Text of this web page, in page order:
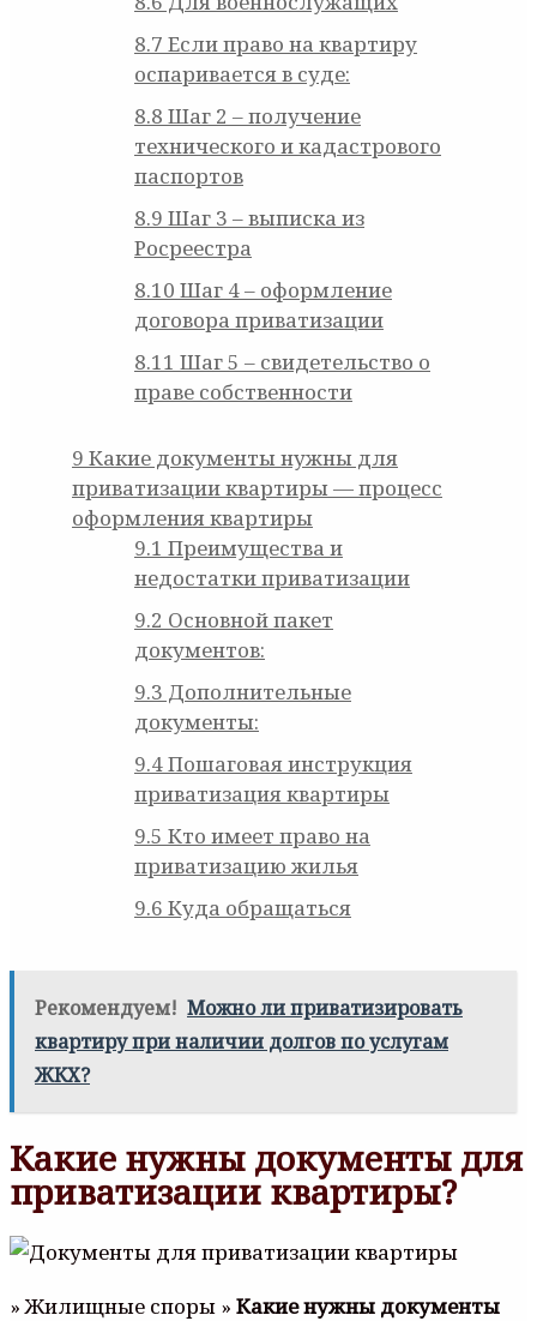
8.7 Если право на квартиру
оспаривается в суде:
8.8 Шаг 2 – получение
технического и кадастрового
паспортов
8.9 Шаг 3 – выписка из
Росреестра
8.10 Шаг 4 – оформление
договора приватизации
8.11 Шаг 5 – свидетельство о
праве собственности
9 Какие документы нужны для
приватизации квартиры — процесс
оформления квартиры
9.1 Преимущества и
недостатки приватизации
9.2 Основной пакет
документов:
9.3 Дополнительные
документы:
9.4Пошаговая инструкция
приватизация квартиры
9.5 Кто имеет право на
приватизацию жилья
9.6 Куда обращаться
Рекомендуем! Можно ли приватизировать
квартиру при наличии долгов по услугам
ЖКХ?
Какие нужны документы для
приватизации квартиры?
» Жилищные споры » Какие нужны документы